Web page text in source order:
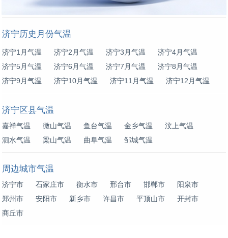
济宁历史月份气温
济宁1月气温 济宁2月气温 济宁3月气温
济宁4月气温
济宁5月气温
济宁6月气温 济宁7月气温
济宁8月气温
济宁9月气温
济宁10月气温 济宁11月气温 济宁12月气温
济宁区县气温
嘉祥气温 微山气温 鱼台气温 金乡气温
汶上气温
泗水气温
梁山气温 曲阜气温 邹城气温
周边城市气温
济宁市 石家庄市 衡水市 邢台市 邯郸市
阳泉市
郑州市
安阳市 新乡市 许昌市 平顶山市
开封市
商丘市